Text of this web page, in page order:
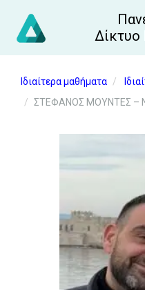
Δίκτυο
Ιδιαίτερα μαθήματα
ΣΤΕΦΑΝΟΣ ΜΟΥΝΤΕΣ –